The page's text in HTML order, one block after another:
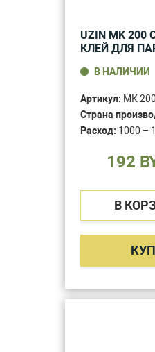
UZIN MK
КЛЕЙ ДЛЯ
В НАЛИЧИИ
Артикул: МК 200
Страна
Расход: 1000 –
192
В